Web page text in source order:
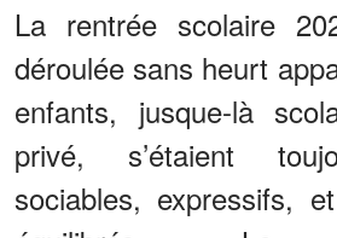
La rentrée scolaire
déroulée sans heurt
enfants, jusque-là
privé, s’étaient
sociables, expressifs,